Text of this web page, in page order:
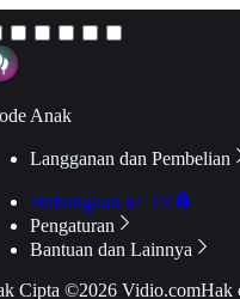
Anak
Langganan dan Pembelian
Hubungkan ke TV
Pengaturan
Bantuan dan Lainnya
Cipta ©2026 Vidio.comHak